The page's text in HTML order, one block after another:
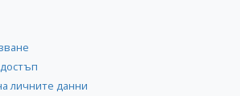
личните данни